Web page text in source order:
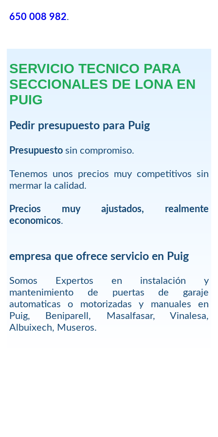
650 008 982.
SERVICIO TECNICO PARA
SECCIONALES DE LONA EN
PUIG
Pedir presupuesto para Puig
Presupuestosin compromiso.
Tenemos unos precios muy competitivos sin
mermar la calidad.
Precios muy ajustados, realmente
economicos.
empresa que ofrece servicio en Puig
Somos Expertos en instalación y
mantenimiento de puertas de garaje
automaticas o motorizadas y manuales en
Puig, Beniparell, Masalfasar, Vinalesa,
Albuixech, Museros.